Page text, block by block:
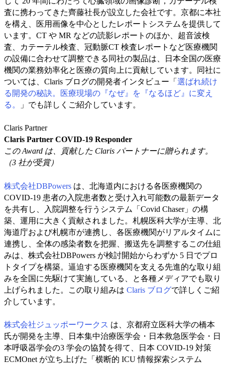
査に携わってきた齊藤社長が設立した会社です。京都に本社
を構え、医用画像を中心としたレポートシステムを提供して
います。CT や MR などの読影レポートのほか、超音波検
査、カテーテル検査、冠動脈CT 検査レポートなど医療機関
の設備に合わせて調整できる同社の製品は、日本全国の医療
機関の業務効率化と医療の質向上に貢献しています。同社に
ついては、Claris ブログの開発者インタビュー「 選ばれ続け
る開発の秘訣。医療現場の『なぜ』を『なるほど』に変え
る。
」でも詳しくご紹介しています。
Claris Partner
Claris Partner COVID-19 Responder
この Award は、貢献した Claris パートナーに贈られます。
（3 社が受賞）
株式会社DBPowers は、北海道内における各医療機関の
COVID-19 患者の入院患者数と受け入れ可能数の最新データ
を共有し、入院調整を行うシステム「Covid Chaser」の構
築、運用に大きく貢献されました。札幌医科大学が主導、北
海道庁および札幌市が連携し、各医療機関がリアルタイムに
連携し、全体の感染者数を把握、搬送先を調整するこの仕組
みは、株式会社DBPowers が検討開始からわずか 5 日でプロ
トタイプを構築。逼迫する医療機関を支える先進的な取り組
みを全国に先駆けて実施している、と各種メディアでも取り
上げられました。この取り組みは Claris ブログで詳しくご紹
介しています。
株式会社ジュッポーワークス は、京都府立医科大学の橋本
氏が開発を主導、日本集中治療医学会・日本救急医学会・日
本呼吸器学会の3 学会の協賛を得て、日本 COVID-19 対策
ECMOnet が立ち上げた「横断的 ICU 情報探索システム